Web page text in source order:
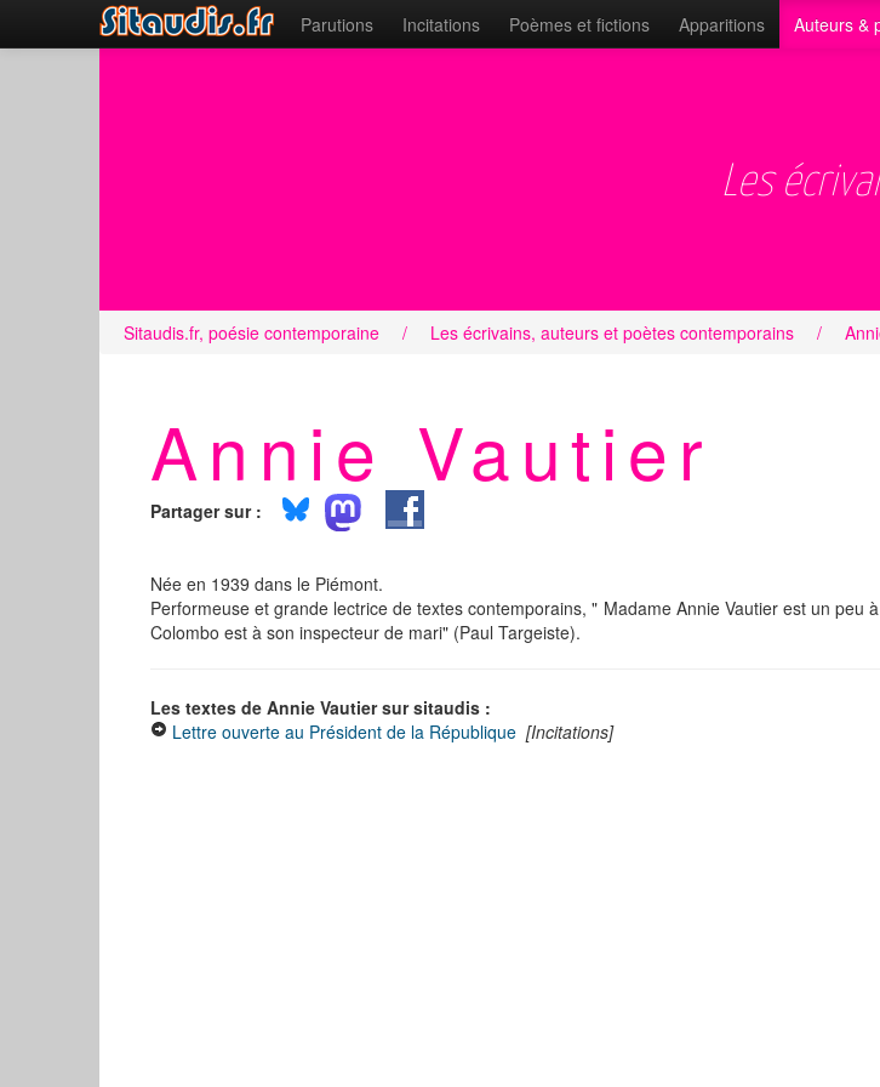
Parutions Incitations Poèmes et fictions Apparitions Auteurs &
Les
Sitaudis.fr, poésie contemporaine / Les écrivains, auteurs et poètes contemporains /
Annie Vautier
Partager sur :
Née en 1939 dans le Piémont.
Performeuse et grande lectrice de textes contemporains, " Madame Annie Vautier est un peu
Colombo est à son inspecteur de mari" (Paul Targeiste).
Les textes de Annie Vautier sur sitaudis :
Lettre ouverte au Président de la République [Incitations]